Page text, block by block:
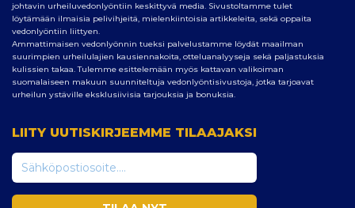
johtavin urheiluvedonlyöntiin keskittyvä media. Sivustoltamme tulet
löytämään ilmaisia pelivihjeitä, mielenkiintoisia artikkeleita, sekä oppaita
vedonlyöntiin liittyen.
Ammattimaisen vedonlyönnin tueksi palvelustamme löydät maailman
suurimpien urheilulajien kausiennakoita, otteluanalyyseja sekä paljastuksia
kulissien takaa. Tulemme esittelemään myös kattavan valikoiman
suomalaiseen makuun suunniteltuja vedonlyöntisivustoja, jotka tarjoavat
urheilun ystäville eksklusiivisia tarjouksia ja bonuksia.
LIITY UUTISKIRJEEMME TILAAJAKSI